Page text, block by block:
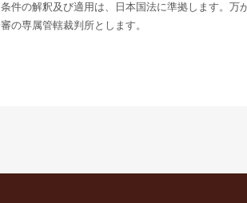
件の解釈及び適用は、日本国法に準拠します。万
の専属管轄裁判所とします。